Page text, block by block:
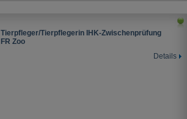
Tierpfleger/Tierpflegerin IHK-Zwischenprüfung
FR Zoo
Details